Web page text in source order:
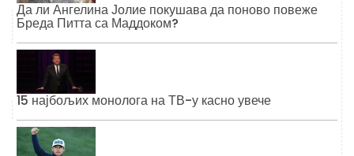
Да ли Ангелина Јолие покушава да поново повеже
Бреда Питта са Маддоком?
15 најбољих монолога на ТВ-у касно увече